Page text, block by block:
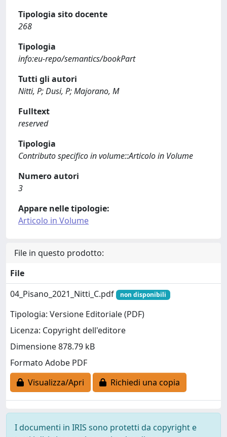
Tipologia sito docente
268
Tipologia
info:eu-repo/semantics/bookPart
Tutti gli autori
Nitti, P; Dusi, P; Majorano, M
Fulltext
reserved
Tipologia
Contributo specifico in volume::Articolo in Volume
Numero autori
3
Appare nelle tipologie:
Articolo in Volume
File in questo prodotto:
File
04_Pisano_2021_Nitti_C.pdf
non disponibili
Tipologia: Versione Editoriale (PDF)
Licenza: Copyright dell'editore
Dimensione 878.79 kB
Formato Adobe PDF
Visualizza/Apri
Richiedi una copia
I documenti in IRIS sono protetti da copyright e